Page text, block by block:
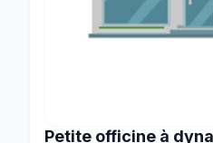
Petite officine à